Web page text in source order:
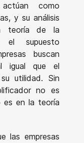
como
y su análisis
teoría de la
supuesto
buscan
igual que el
utilidad. Sin
no es
es en la teoría
las empresas